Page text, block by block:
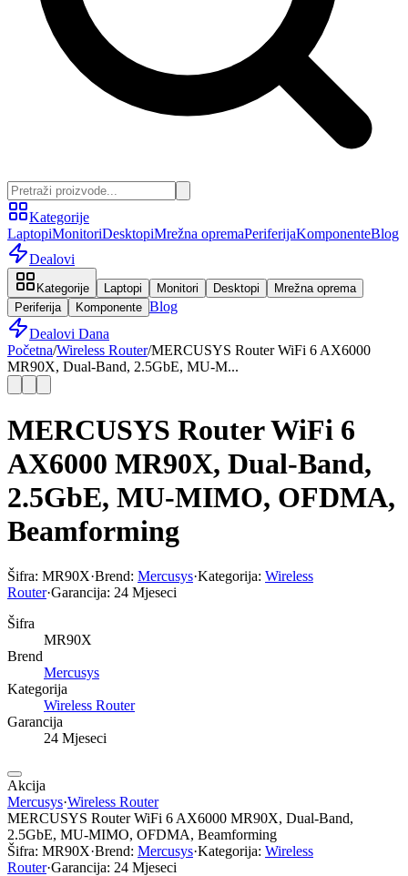
Kategorije
LaptopiMonitoriDesktopiMrežna opremaPeriferijaKomponenteBlog
Dealovi
Kategorije Laptopi Monitori Desktopi
Mrežna oprema
Periferija
Komponente Blog
Dealovi Dana
Početna/Wireless Router/MERCUSYS Router WiFi 6 AX6000
MR90X, Dual-Band, 2.5GbE, MU-M...
MERCUSYS Router WiFi 6
AX6000 MR90X, Dual-Band,
2.5GbE, MU-MIMO, OFDMA,
Beamforming
Šifra: MR90X·Brend: Mercusys·Kategorija: Wireless
Router·Garancija: 24 Mjeseci
Šifra
MR90X
Brend
Mercusys
Kategorija
Wireless Router
Garancija
24 Mjeseci
Akcija
Mercusys·Wireless Router
MERCUSYS Router WiFi 6 AX6000 MR90X, Dual-Band,
2.5GbE, MU-MIMO, OFDMA, Beamforming
Šifra: MR90X·Brend: Mercusys·Kategorija: Wireless
Router·Garancija: 24 Mjeseci